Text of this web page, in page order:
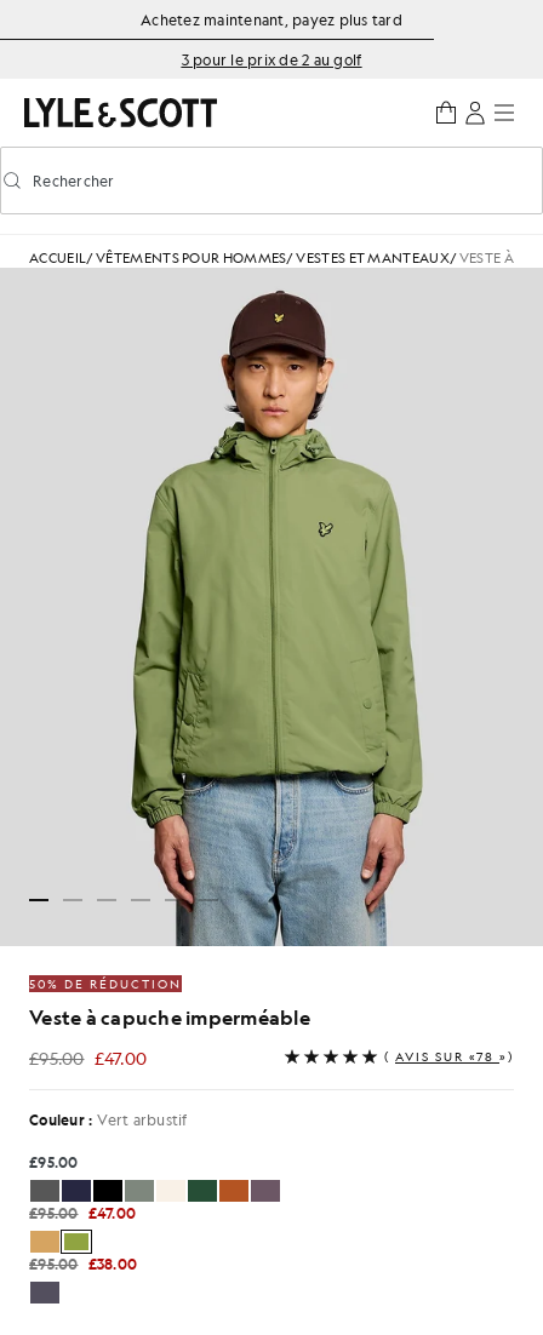
Aller directement au contenu principal
Informations sur l'accessibilité
Achetez maintenant, payez plus tard
3 pour le prix de 2 au golf
Activer/désactiver la recherche prédictive
Rechercher
ACCUEIL/VÊTEMENTS POUR HOMMES/VESTES ET MANTEAUX/VESTE À
50% DE RÉDUCTION
Veste à capuche imperméable
£95.00 £47.00
£47.00 ( AVIS SUR «78 »)
Couleur : Vert arbustif
£95.00
£95.00 £47.00
£95.00 £38.00